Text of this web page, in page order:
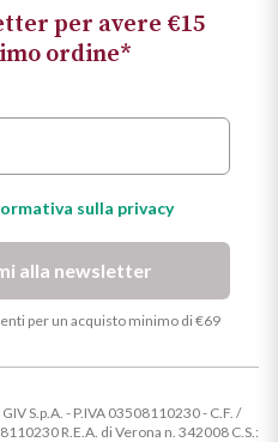
per avere €15
ordine*
sulla privacy
alla newsletter
per un acquisto minimo di €69
S.p.A. - P.IVA 03508110230 - C.F. /
R.E.A. di Verona n. 342008 C.S.: